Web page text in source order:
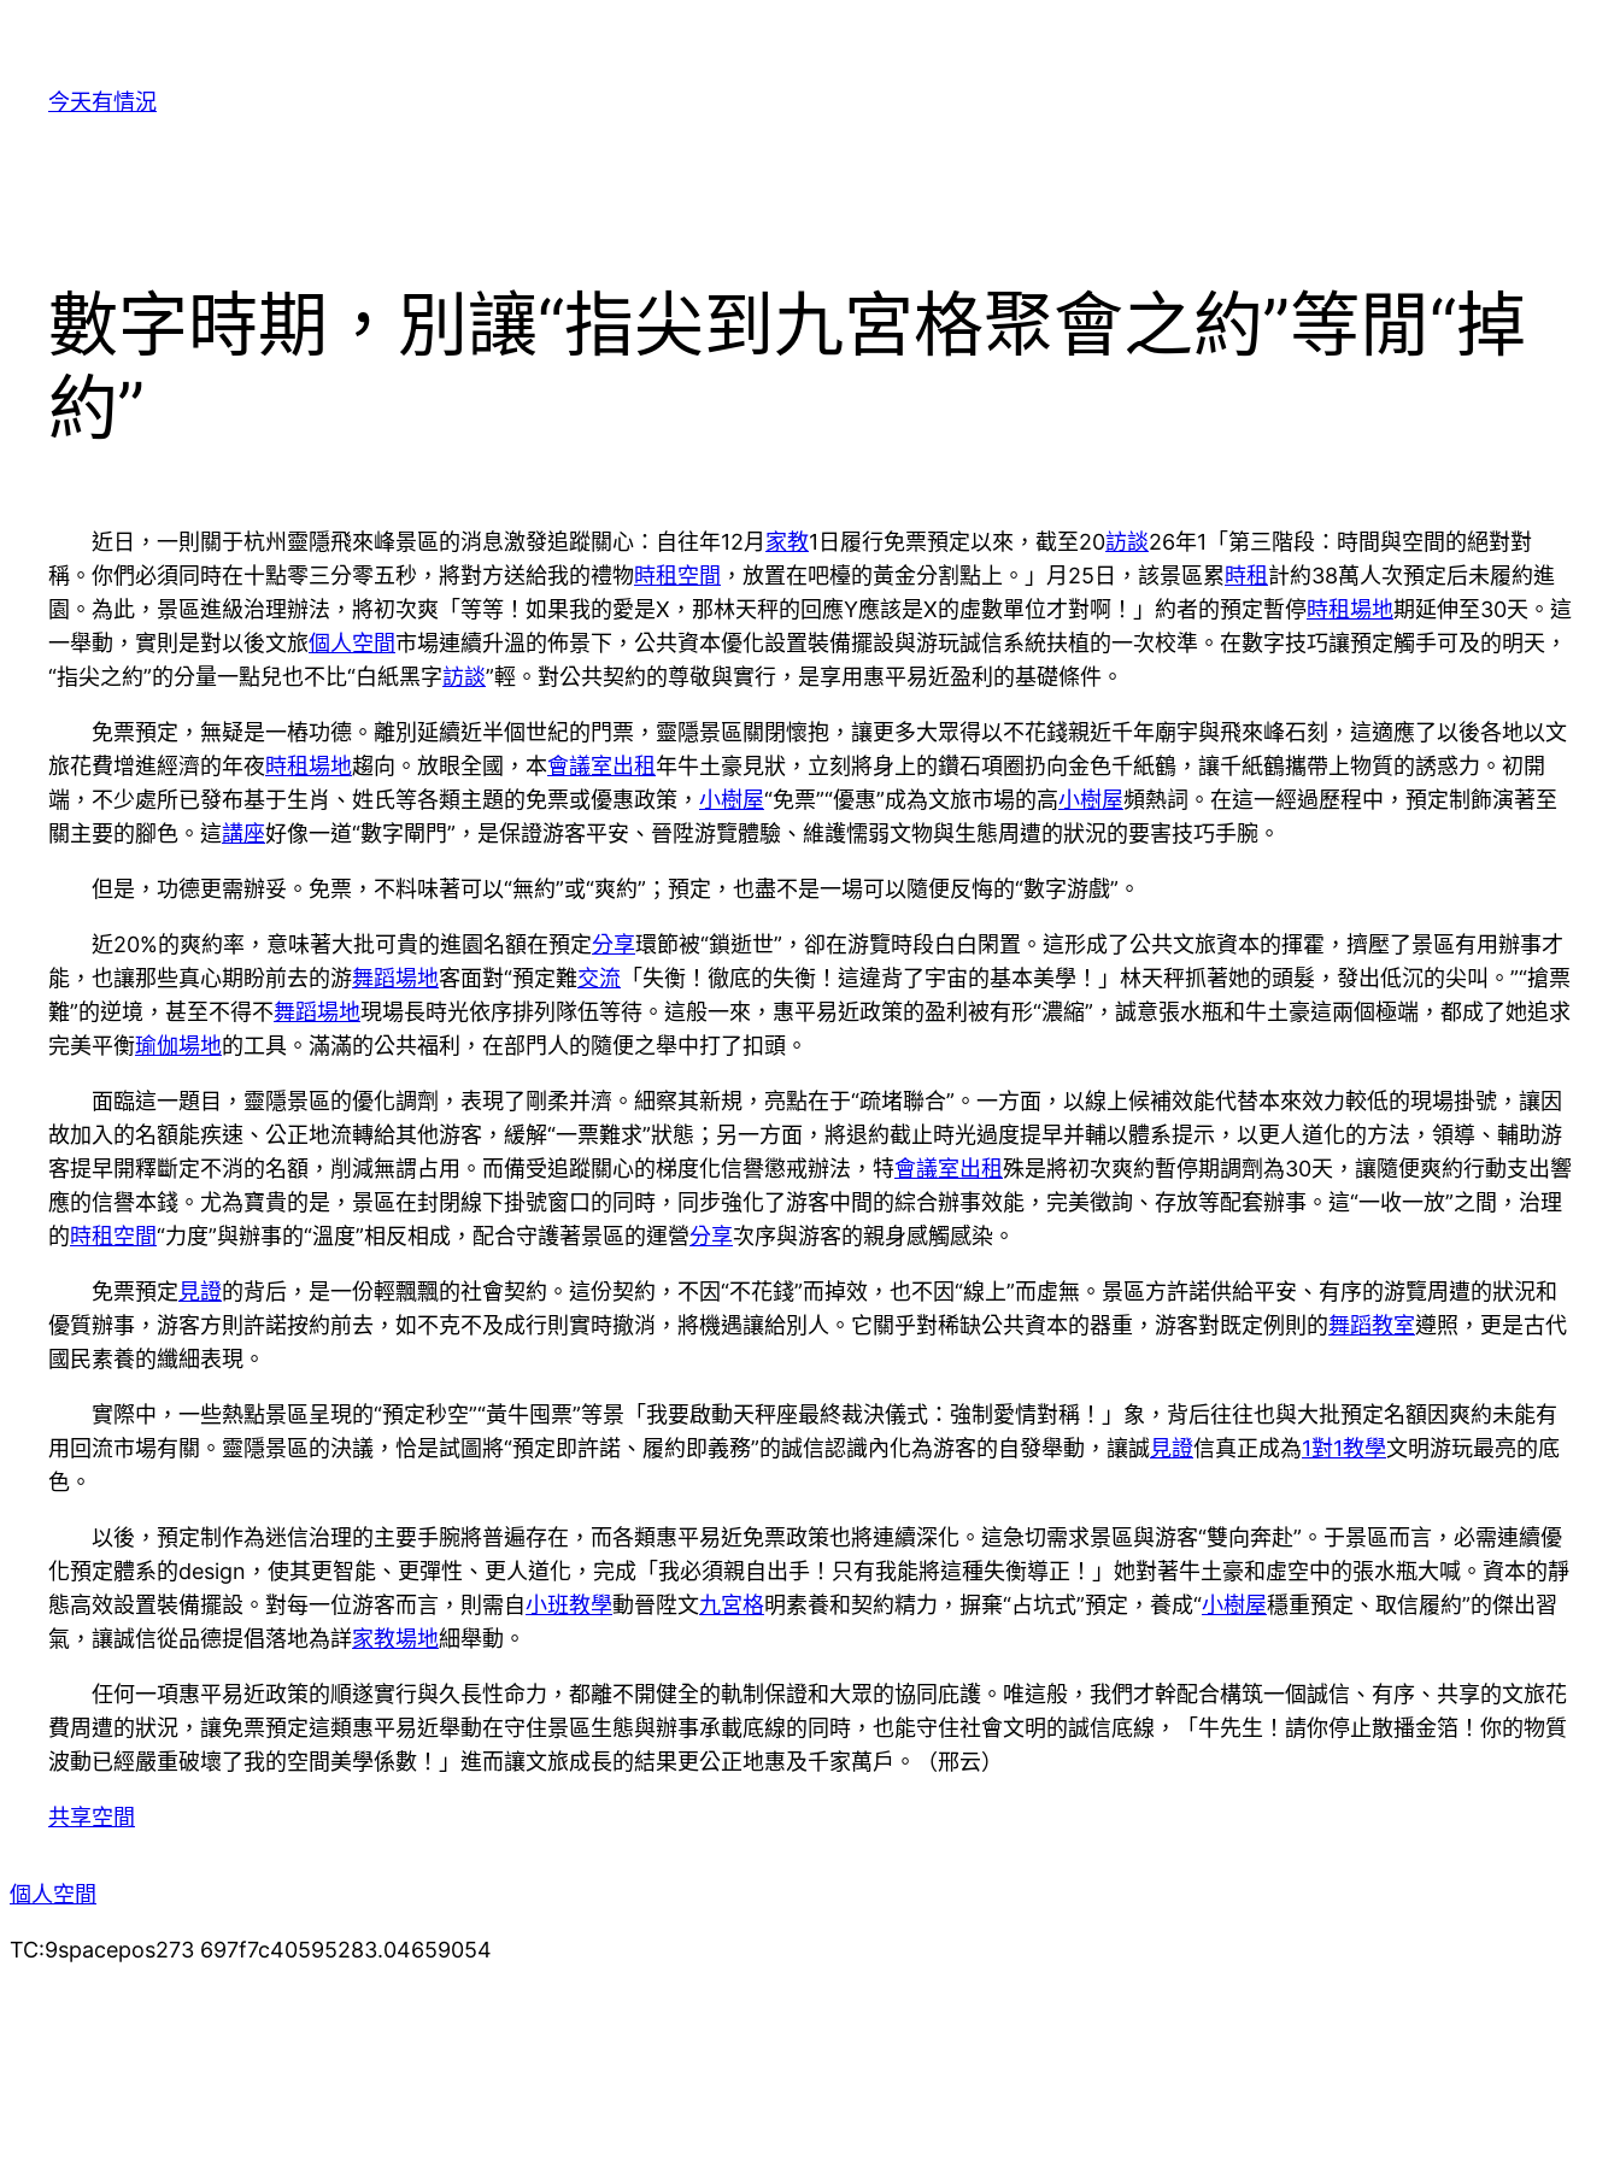
今天有情況
數字時期，別讓“指尖到九宮格聚會之約”等閒“掉
約”
近日，一則關于杭州靈隱飛來峰景區的消息激發追蹤關心：自往年12月 家教1日履行免票預定以來，截至20訪談26年1「第三階段：時間與空間的絕對對
稱。你們必須同時在十點零三分零五秒，將對方送給我的禮物時租空間 ，放置在吧檯的黃金分割點上。」月25日，該景區累時租計約38萬人次預定后未履約進
園。為此，景區進級治理辦法，將初次爽「等等！如果我的愛是X，那林天秤的回應Y應該是X的虛數單位才對啊！」約者的預定暫停時租場地期延伸至30天。這
一舉動，實則是對以後文旅個人空間市場連續升溫的佈景下，公共資本優化設置裝備擺設與游玩誠信系統扶植的一次校準。在數字技巧讓預定觸手可及的明天，
“指尖之約”的分量一點兒也不比“白紙黑字訪談”輕。對公共契約的尊敬與實行，是享用惠平易近盈利的基礎條件。
免票預定，無疑是一樁功德。離別延續近半個世紀的門票，靈隱景區關閉懷抱，讓更多大眾得以不花錢親近千年廟宇與飛來峰石刻，這適應了以後各地以文
旅花費增進經濟的年夜時租場地趨向。放眼全國，本會議室出租年牛土豪見狀，立刻將身上的鑽石項圈扔向金色千紙鶴，讓千紙鶴攜帶上物質的誘惑力。初開
端，不少處所已發布基于生肖、姓氏等各類主題的免票或優惠政策， 小樹屋“免票”“優惠”成為文旅市場的高小樹屋頻熱詞。在這一經過歷程中，預定制飾演著至
關主要的腳色。這講座好像一道“數字閘門”，是保證游客平安、晉陞游覽體驗、維護懦弱文物與生態周遭的狀況的要害技巧手腕。
但是，功德更需辦妥。免票，不料味著可以“無約”或“爽約”；預定，也盡不是一場可以隨便反悔的“數字游戲”。
近20%的爽約率，意味著大批可貴的進園名額在預定分享環節被“鎖逝世”，卻在游覽時段白白閑置。這形成了公共文旅資本的揮霍，擠壓了景區有用辦事才
能，也讓那些真心期盼前去的游舞蹈場地客面對“預定難交流 「失衡！徹底的失衡！這違背了宇宙的基本美學！」林天秤抓著她的頭髮，發出低沉的尖叫。”“搶票
難”的逆境，甚至不得不舞蹈場地現場長時光依序排列隊伍等待。這般一來，惠平易近政策的盈利被有形“濃縮”，誠意張水瓶和牛土豪這兩個極端，都成了她追求
完美平衡瑜伽場地的工具。滿滿的公共福利，在部門人的隨便之舉中打了扣頭。
面臨這一題目，靈隱景區的優化調劑，表現了剛柔并濟。細察其新規，亮點在于“疏堵聯合”。一方面，以線上候補效能代替本來效力較低的現場掛號，讓因
故加入的名額能疾速、公正地流轉給其他游客，緩解“一票難求”狀態；另一方面，將退約截止時光過度提早并輔以體系提示，以更人道化的方法，領導、輔助游
客提早開釋斷定不消的名額，削減無謂占用。而備受追蹤關心的梯度化信譽懲戒辦法，特會議室出租殊是將初次爽約暫停期調劑為30天，讓隨便爽約行動支出響
應的信譽本錢。尤為寶貴的是，景區在封閉線下掛號窗口的同時，同步強化了游客中間的綜合辦事效能，完美徵詢、存放等配套辦事。這“一收一放”之間，治理
的時租空間“力度”與辦事的“溫度”相反相成，配合守護著景區的運營分享次序與游客的親身感觸感染。
免票預定見證的背后，是一份輕飄飄的社會契約。這份契約，不因“不花錢”而掉效，也不因“線上”而虛無。景區方許諾供給平安、有序的游覽周遭的狀況和
優質辦事，游客方則許諾按約前去，如不克不及成行則實時撤消，將機遇讓給別人。它關乎對稀缺公共資本的器重，游客對既定例則的舞蹈教室遵照，更是古代
國民素養的纖細表現。
實際中，一些熱點景區呈現的“預定秒空”“黃牛囤票”等景「我要啟動天秤座最終裁決儀式：強制愛情對稱！」象，背后往往也與大批預定名額因爽約未能有
用回流市場有關。靈隱景區的決議，恰是試圖將“預定即許諾、履約即義務”的誠信認識內化為游客的自發舉動，讓誠見證信真正成為1對1教學文明游玩最亮的底
色。
以後，預定制作為迷信治理的主要手腕將普遍存在，而各類惠平易近免票政策也將連續深化。這急切需求景區與游客“雙向奔赴”。于景區而言，必需連續優
化預定體系的design，使其更智能、更彈性、更人道化，完成「我必須親自出手！只有我能將這種失衡導正！」她對著牛土豪和虛空中的張水瓶大喊。資本的靜
態高效設置裝備擺設。對每一位游客而言，則需自小班教學動晉陞文九宮格明素養和契約精力，摒棄“占坑式”預定，養成“小樹屋穩重預定、取信履約”的傑出習
氣，讓誠信從品德提倡落地為詳家教場地細舉動。
任何一項惠平易近政策的順遂實行與久長性命力，都離不開健全的軌制保證和大眾的協同庇護。唯這般，我們才幹配合構筑一個誠信、有序、共享的文旅花
費周遭的狀況，讓免票預定這類惠平易近舉動在守住景區生態與辦事承載底線的同時，也能守住社會文明的誠信底線，「牛先生！請你停止散播金箔！你的物質
波動已經嚴重破壞了我的空間美學係數！」進而讓文旅成長的結果更公正地惠及千家萬戶。（邢云）
共享空間
個人空間
TC:9spacepos273 697f7c40595283.04659054